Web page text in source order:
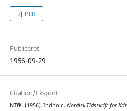
PDF
Publiceret
1956-09-29
Citation/Eksport
NTfK. (1956). Indhold. Nordisk Tidsskrift for